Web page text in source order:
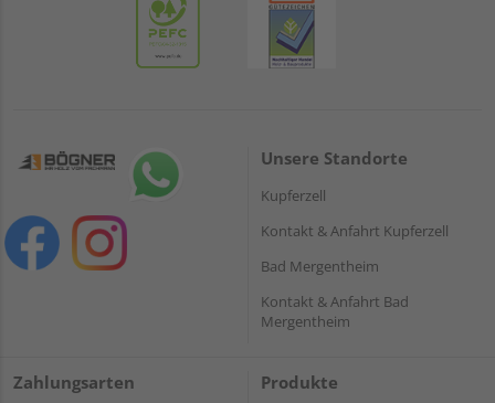
Unsere Standorte
Kupferzell
Kontakt & Anfahrt Kupferzell
Bad Mergentheim
Kontakt & Anfahrt Bad
Mergentheim
Zahlungsarten Produkte